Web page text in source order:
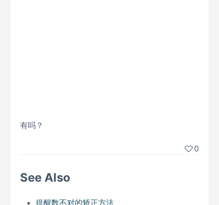
有吗？
0
See Also
提醒数不对的矫正方法